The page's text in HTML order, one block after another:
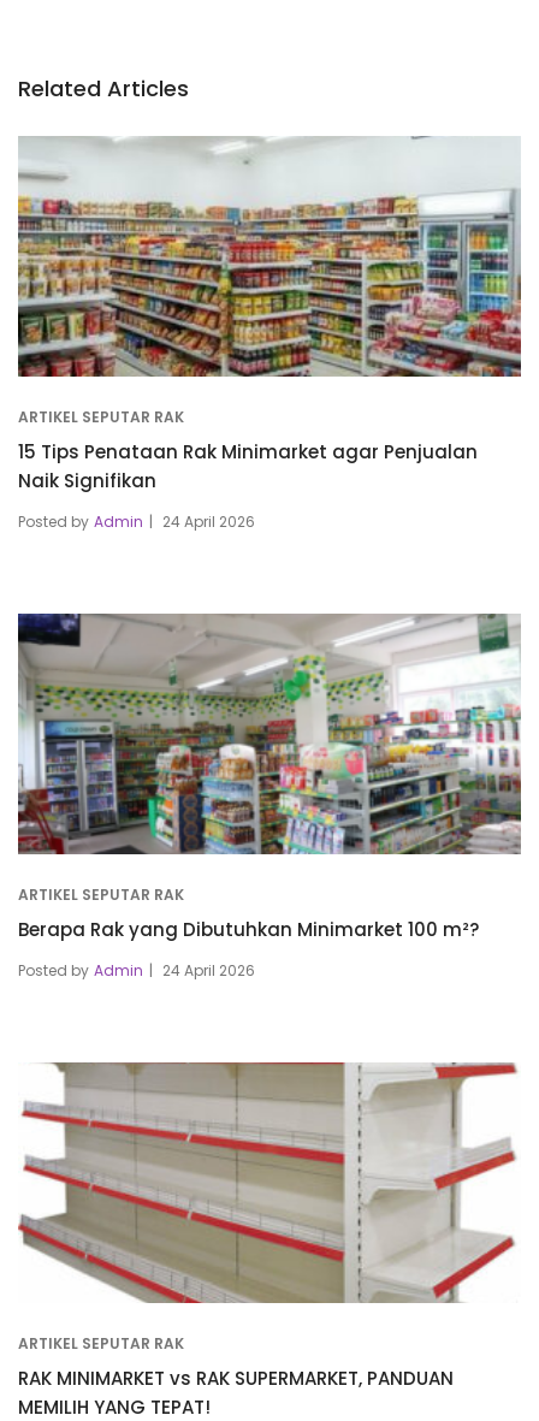
Related Articles
ARTIKEL SEPUTAR RAK
15 Tips Penataan Rak Minimarket agar Penjualan
Naik Signifikan
Posted by Admin 24 April 2026
ARTIKEL SEPUTAR RAK
Berapa Rak yang Dibutuhkan Minimarket 100 m²?
Posted by Admin 24 April 2026
ARTIKEL SEPUTAR RAK
RAK MINIMARKET vs RAK SUPERMARKET, PANDUAN
MEMILIH YANG TEPAT!